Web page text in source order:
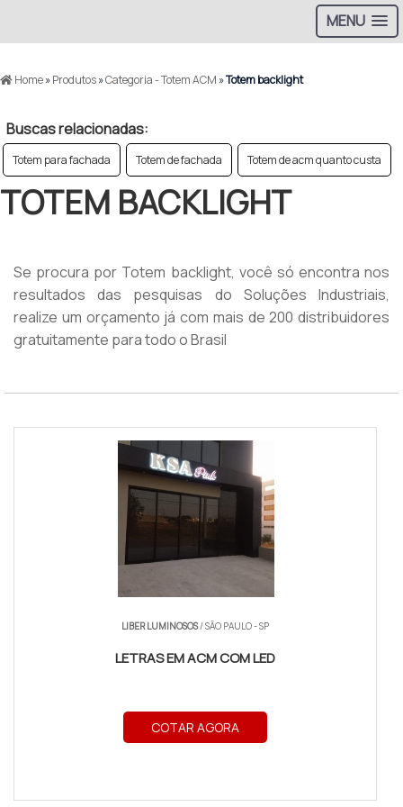
MENU
Home»Produtos»Categoria - Totem ACM »Totem backlight
Buscas relacionadas:
Totem para fachada Totem de fachada Totem de acm quanto custa
TOTEM BACKLIGHT
Se procura por Totem backlight, você só encontra nos
resultados das pesquisas do Soluções Industriais,
realize um orçamento já com mais de 200 distribuidores
gratuitamente para todo o Brasil
LIBER LUMINOSOS/ SÃO PAULO - SP
LETRAS EM ACM COM LED
COTAR AGORA